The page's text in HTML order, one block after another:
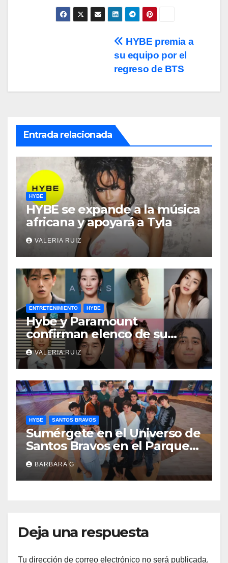
entradas
HYBE premia a
su equipo por el
regreso de BTS
Entrada relacionada
HYBE
HYBE se expande a la música
africana y apoyará a Tyla
VALERIA RUIZ
ENTRETENIMIENTO HYBE
Hybe y Paramount
confirman elenco de su
película de K-pop
VALERIA RUIZ
HYBE SANTOS BRAVOS
Sumérgete en el Universo de
Santos Bravos en el Parque
Bicentenario, el nuevo
proyecto de HYBE
BARBARA G
Deja una respuesta
Tu dirección de correo electrónico no será publicada.